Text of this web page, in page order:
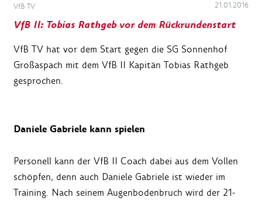
VfB TV 21.01.2016
VfB II: Tobias Rathgeb vor dem Rückrundenstart
VfB TV hat vor dem Start gegen die SG Sonnenhof
Großaspach mit dem VfB II Kapitän Tobias Rathgeb
gesprochen.
Daniele Gabriele kann spielen
Personell kann der VfB II Coach dabei aus dem Vollen
schöpfen, denn auch Daniele Gabriele ist wieder im
Training. Nach seinem Augenbodenbruch wird der 21-